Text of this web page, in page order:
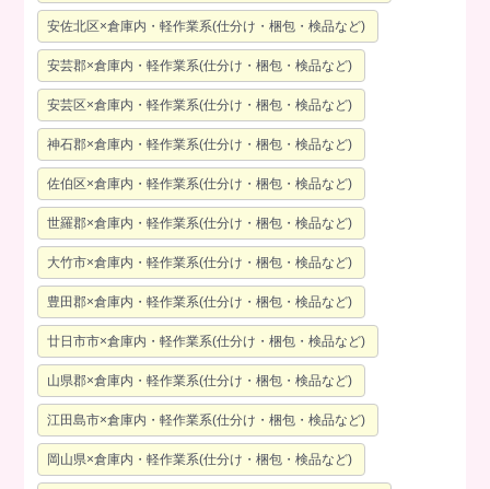
安佐北区×倉庫内・軽作業系(仕分け・梱包・検品など)
安芸郡×倉庫内・軽作業系(仕分け・梱包・検品など)
安芸区×倉庫内・軽作業系(仕分け・梱包・検品など)
神石郡×倉庫内・軽作業系(仕分け・梱包・検品など)
佐伯区×倉庫内・軽作業系(仕分け・梱包・検品など)
世羅郡×倉庫内・軽作業系(仕分け・梱包・検品など)
大竹市×倉庫内・軽作業系(仕分け・梱包・検品など)
豊田郡×倉庫内・軽作業系(仕分け・梱包・検品など)
廿日市市×倉庫内・軽作業系(仕分け・梱包・検品など)
山県郡×倉庫内・軽作業系(仕分け・梱包・検品など)
江田島市×倉庫内・軽作業系(仕分け・梱包・検品など)
岡山県×倉庫内・軽作業系(仕分け・梱包・検品など)